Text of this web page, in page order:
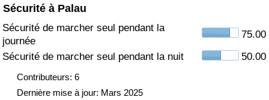
Sécurité à Palau
Sécurité de marcher seul pendant la
journée
75.00
Sécurité de marcher seul pendant la nuit
50.00
Contributeurs: 6
Dernière mise à jour: Mars 2025
Indice de Trafic (Actuel)
Indice de Trafic par Pays